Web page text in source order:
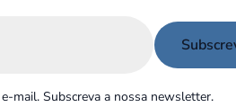
mail. Subscreva a nossa newsletter.